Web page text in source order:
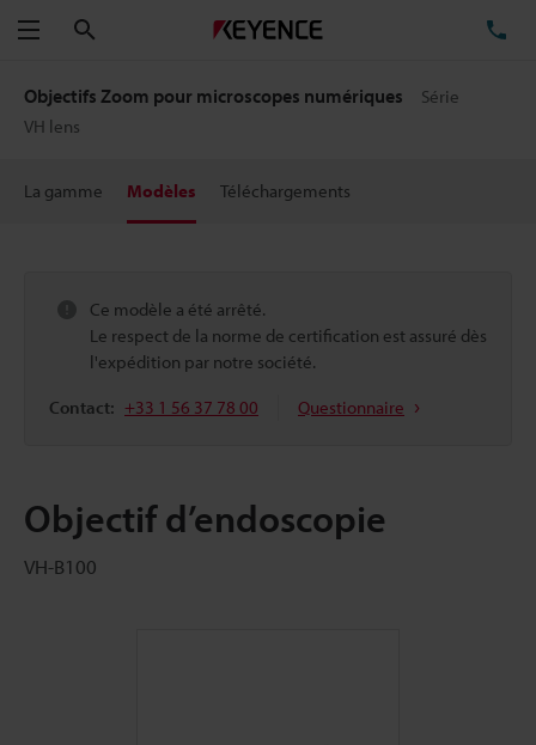
Menu
Objectifs Zoom pour microscopes numériques
Série
VH lens
La gamme Modèles Téléchargements
Ce modèle a été arrêté.
Le respect de la norme de certification est assuré dès
l'expédition par notre société.
Contact: +33 1 56 37 78 00 Questionnaire
Objectif d’endoscopie
VH-B100